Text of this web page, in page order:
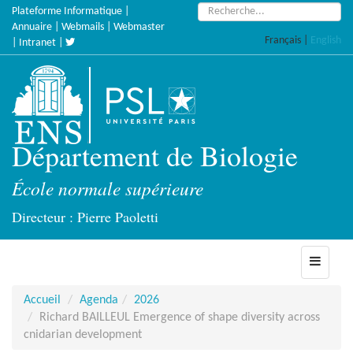
Accèder
directement
Plateforme Informatique
Annuaire
Webmails
Webmaster
Intranet
Rechercher :
Français English
Département de Biologie
École normale supérieure
Directeur : Pierre Paoletti
Toggle
Accueil
Agenda
2026
Richard BAILLEUL Emergence of shape diversity across
cnidarian development